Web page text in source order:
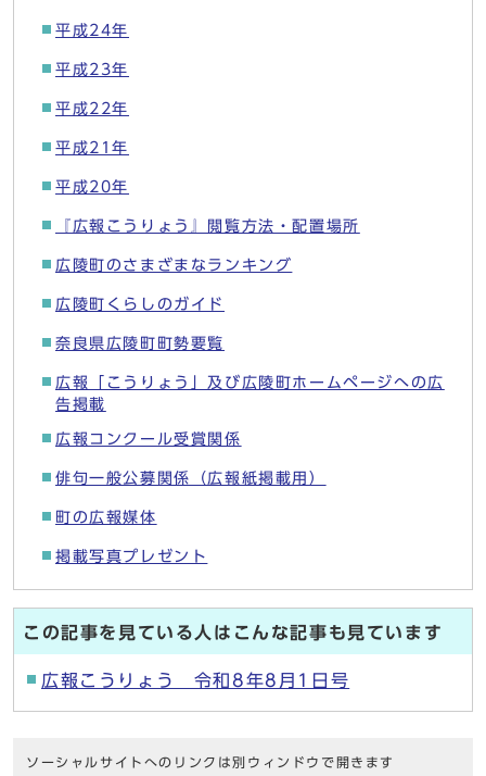
平成24年
平成23年
平成22年
平成21年
平成20年
『広報こうりょう』閲覧方法・配置場所
広陵町のさまざまなランキング
広陵町くらしのガイド
奈良県広陵町町勢要覧
広報「こうりょう」及び広陵町ホームページへの広
告掲載
広報コンクール受賞関係
俳句一般公募関係（広報紙掲載用）
町の広報媒体
掲載写真プレゼント
この記事を見ている人はこんな記事も見ています
広報こうりょう 令和8年8月1日号
ソーシャルサイトへのリンクは別ウィンドウで開きます